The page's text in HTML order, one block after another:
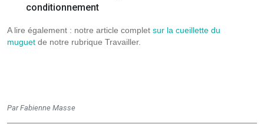
conditionnement
A lire également : notre article complet sur la cueillette du
muguet de notre rubrique Travailler.
Par Fabienne Masse